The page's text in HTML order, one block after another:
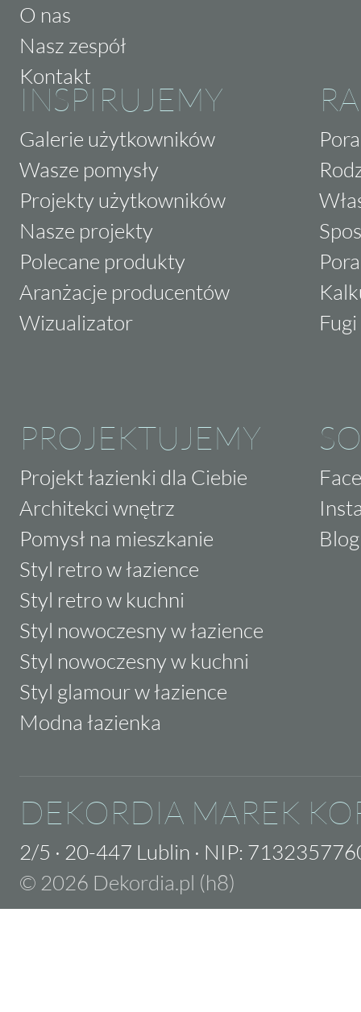
O nas
Nasz zespół
Kontakt
INSPIRUJEMY
Galerie użytkowników
Wasze pomysły
Projekty użytkowników
Nasze projekty
Polecane produkty
Aranżacje producentów
Wizualizator
PROJEKTUJEMY
Projekt łazienki dla Ciebie
Architekci wnętrz
Pomysł na mieszkanie
Styl retro w łazience
Styl retro w kuchni
Styl nowoczesny w łazience
Styl nowoczesny w kuchni
Styl glamour w łazience
Modna łazienka
Blog
DEKORDIA MAREK
2/5 · 20-447 Lublin · NIP:
© 2026 Dekordia.pl (h8)